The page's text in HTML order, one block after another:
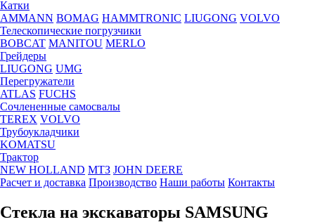
Катки
AMMANN BOMAG HAMMTRONIC LIUGONG VOLVO
Телескопические погрузчики
BOBCAT MANITOU MERLO
Грейдеры
LIUGONG UMG
Перегружатели
ATLAS FUCHS
Сочлененные самосвалы
TEREX VOLVO
Трубоукладчики
KOMATSU
Трактор
NEW HOLLAND МТЗ JOHN DEERE
Расчет и доставка Производство Наши работы Контакты
Стекла на экскаваторы SAMSUNG